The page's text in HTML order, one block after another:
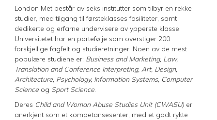
London Met består av seks institutter som tilbyr en rekke
studier, med tilgang til førsteklasses fasiliteter, samt
dedikerte og erfarne undervisere av ypperste klasse.
Universitetet har en portefølje som overstiger 200
forskjellige fagfelt og studieretninger. Noen av de mest
populære studiene er: Business and Marketing, Law,
Translation and Conference Interpreting, Art, Design,
Architecture, Psychology, Information Systems, Computer
Science og Sport Science.
Deres Child and Woman Abuse Studies Unit (CWASU) er
anerkjent som et kompetansesenter, med et godt rykte